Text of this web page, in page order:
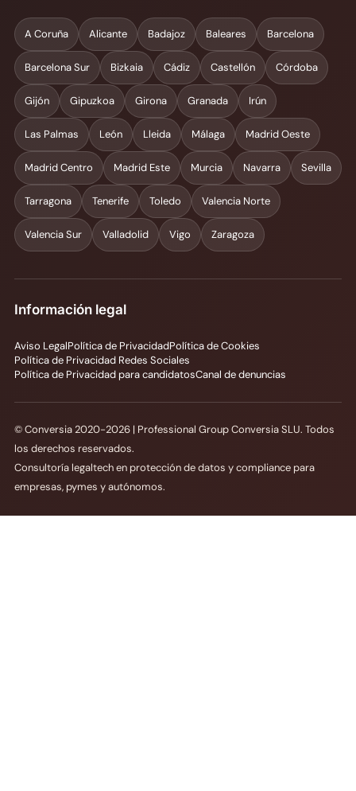
A Coruña Alicante Badajoz Baleares Barcelona
Barcelona Sur Bizkaia Cádiz Castellón Córdoba
Gijón Gipuzkoa Girona Granada Irún
Las Palmas León Lleida Málaga Madrid Oeste
Madrid Centro Madrid Este Murcia Navarra Sevilla
Tarragona Tenerife Toledo Valencia Norte
Valencia Sur Valladolid Vigo Zaragoza
Información legal
Aviso LegalPolítica de PrivacidadPolítica de Cookies
Política de Privacidad Redes Sociales
Política de Privacidad para candidatosCanal de denuncias
© Conversia 2020-2026 | Professional Group Conversia SLU. Todos
los derechos reservados.
Consultoría legaltech en protección de datos y compliance para
empresas, pymes y autónomos.